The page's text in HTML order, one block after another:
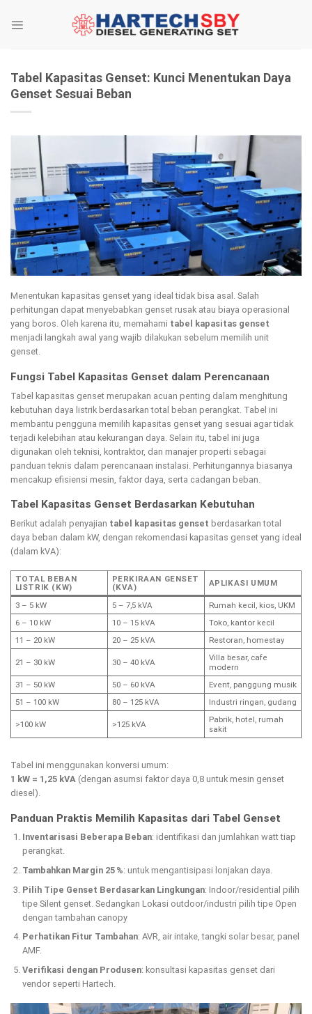
Tabel Kapasitas Genset: Kunci Menentukan Daya
Genset Sesuai Beban
Menentukan kapasitas genset yang ideal tidak bisa asal. Salah
perhitungan dapat menyebabkan genset rusak atau biaya operasional
yang boros. Oleh karena itu, memahami tabel kapasitas genset
menjadi langkah awal yang wajib dilakukan sebelum memilih unit
genset.
Fungsi Tabel Kapasitas Genset dalam Perencanaan
Tabel kapasitas genset merupakan acuan penting dalam menghitung
kebutuhan daya listrik berdasarkan total beban perangkat. Tabel ini
membantu pengguna memilih kapasitas genset yang sesuai agar tidak
terjadi kelebihan atau kekurangan daya. Selain itu, tabel ini juga
digunakan oleh teknisi, kontraktor, dan manajer properti sebagai
panduan teknis dalam perencanaan instalasi. Perhitungannya biasanya
mencakup efisiensi mesin, faktor daya, serta cadangan beban.
Tabel Kapasitas Genset Berdasarkan Kebutuhan
Berikut adalah penyajian tabel kapasitas genset berdasarkan total
daya beban dalam kW, dengan rekomendasi kapasitas genset yang ideal
(dalam kVA):
TOTAL BEBAN
LISTRIK (KW)
PERKIRAAN GENSET
(KVA)
APLIKASI UMUM
3 – 5 kW 5 – 7,5 kVA
Rumah kecil, kios, UKM
6 – 10 kW
10 – 15 kVA
Toko, kantor kecil
11 – 20 kW
20 – 25 kVA Restoran, homestay
21 – 30 kW 30 – 40 kVA
Villa besar, cafe
modern
31 – 50 kW
50 – 60 kVA
Event, panggung musik
51 – 100 kW
80 – 125 kVA Industri ringan, gudang
>100 kW >125 kVA
Pabrik, hotel, rumah
sakit
Tabel ini menggunakan konversi umum:
1 kW = 1,25 kVA (dengan asumsi faktor daya 0,8 untuk mesin genset
diesel).
Panduan Praktis Memilih Kapasitas dari Tabel Genset
Inventarisasi Beberapa Beban: identifikasi dan jumlahkan watt tiap
perangkat.
Tambahkan Margin 25 %: untuk mengantisipasi lonjakan daya.
Pilih Tipe Genset Berdasarkan Lingkungan: Indoor/residential pilih
tipe Silent genset. Sedangkan Lokasi outdoor/industri pilih tipe Open
dengan tambahan canopy
Perhatikan Fitur Tambahan: AVR, air intake, tangki solar besar, panel
AMF.
Verifikasi dengan Produsen: konsultasi kapasitas genset dari
vendor seperti Hartech.